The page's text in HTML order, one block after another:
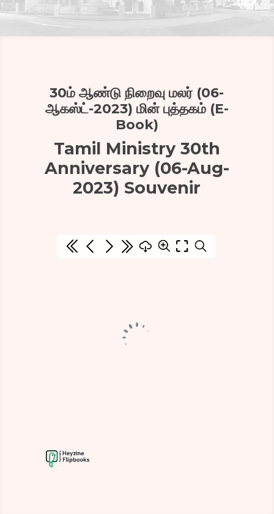
30ம் ஆண்டு நிறைவு மலர் (06-
ஆகஸ்ட்-2023) மின் புத்தகம் (E-
Book)
Tamil Ministry 30th
Anniversary (06-Aug-
2023) Souvenir